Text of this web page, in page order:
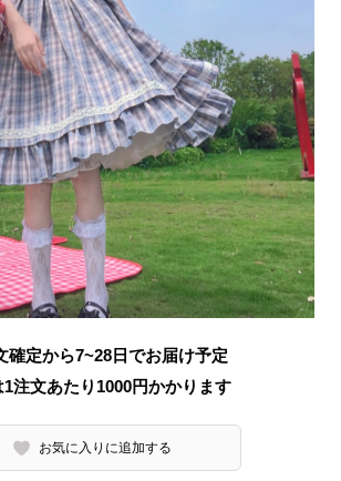
確定から7~28日でお届け予定
注文あたり 1000円かかります
お気に入りに追加する